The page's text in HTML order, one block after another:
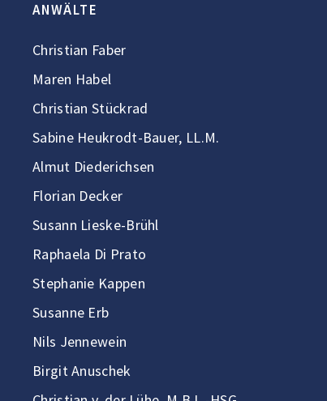
ANWÄLTE
Christian Faber
Maren Habel
Christian Stückrad
Sabine Heukrodt-Bauer, LL.M.
Almut Diederichsen
Florian Decker
Susann Lieske-Brühl
Raphaela Di Prato
Stephanie Kappen
Susanne Erb
Nils Jennewein
Birgit Anuschek